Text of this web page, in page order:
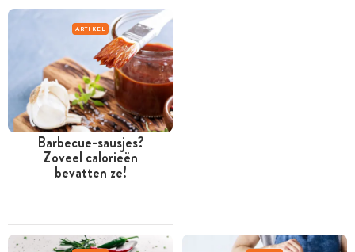
ARTIKEL
Barbecue-sausjes?
Zoveel calorieën
bevatten ze!